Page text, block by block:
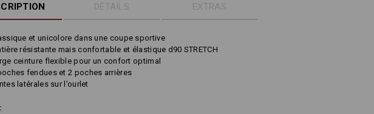
DÉTAILS EXTRAS
et unicolore dans une coupe sportive
résistante mais confortable et élastique d90 STRETCH
ceinture flexible pour un confort optimal
fendues et 2 poches arrières
latérales sur l’ourlet